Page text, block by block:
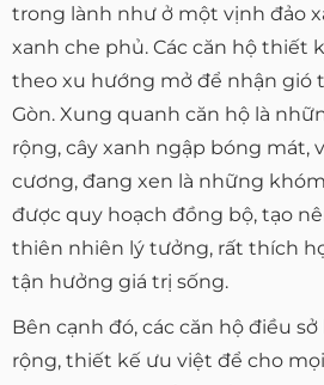
trong lành như ở một vịnh đảo
xanh che phủ. Các căn hộ thiết
theo xu hướng mở để nhận gió
Gòn. Xung quanh căn hộ là
rộng, cây xanh ngập bóng mát,
cương, đang xen là những
được quy hoạch đồng bộ, tạo
thiên nhiên lý tưởng, rất thích
tận hưởng giá trị sống.
Bên cạnh đó, các căn hộ điều
rộng, thiết kế ưu việt để cho